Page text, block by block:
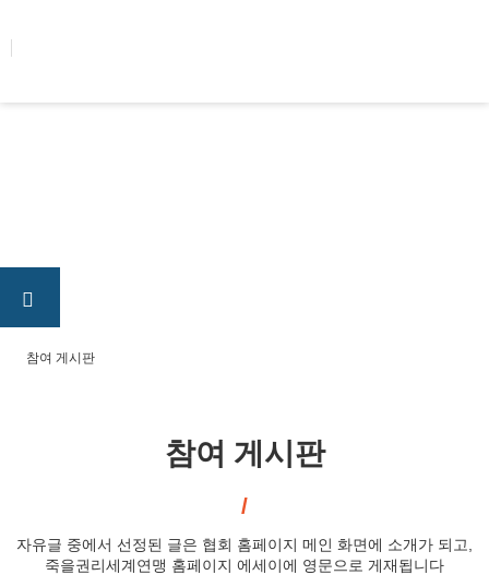
참여 게시판
참여 게시판
자유글 중에서 선정된 글은 협회 홈페이지 메인 화면에 소개가 되고,
죽을권리세계연맹 홈페이지 에세이에 영문으로 게재됩니다